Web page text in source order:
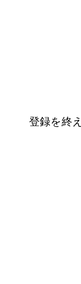
登録を終